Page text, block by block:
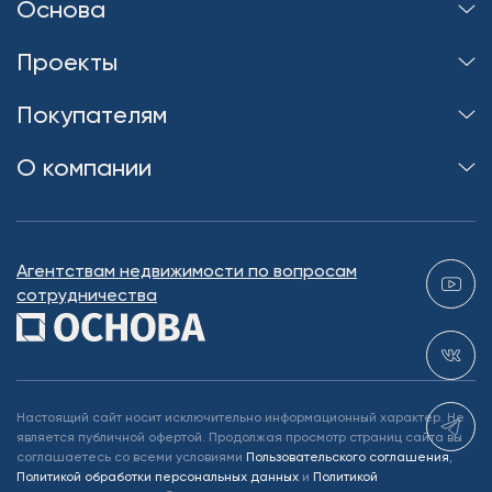
Основа
Проекты
Покупателям
О компании
Агентствам недвижимости по вопросам
сотрудничества
Настоящий сайт носит исключительно информационный характер. Не
является публичной офертой. Продолжая просмотр страниц сайта вы
соглашаетесь со всеми условиями Пользовательского соглашения,
Политикой обработки персональных данных и Политикой